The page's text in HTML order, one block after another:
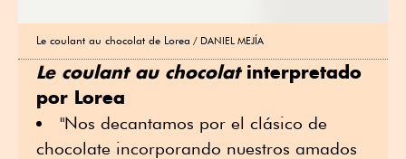
Le coulant au chocolat de Lorea DANIEL MEJÍA
Le coulant au chocolatinterpretado
por Lorea
"Nos decantamos por el clásico de
chocolate incorporando nuestros amados